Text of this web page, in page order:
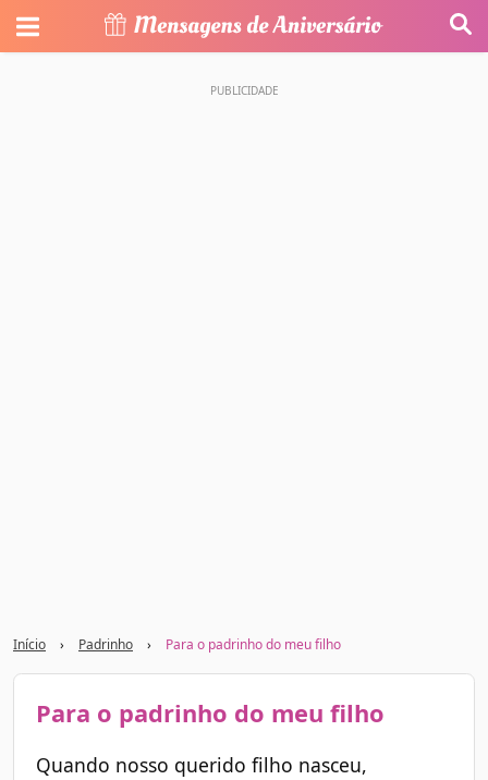
Início › Padrinho › Para o padrinho do meu filho
Para o padrinho do meu filho
Quando nosso querido filho nasceu,